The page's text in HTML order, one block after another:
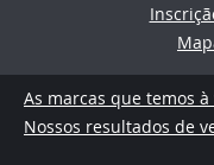
As marcas que temos à
Nossos resultados de